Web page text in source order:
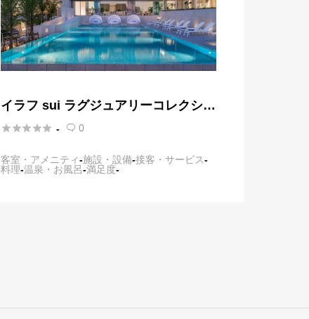
イラフ sui ラグジュアリーコレクショ
ンホテル 沖縄宮古
 -  0
客室・アメニティ-施設・設備-接客・サービス-
料理-温泉・お風呂-満足度-